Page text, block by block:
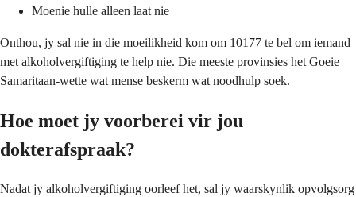
Moenie hulle alleen laat nie
Onthou, jy sal nie in die moeilikheid kom om 10177 te bel om iemand
met alkoholvergiftiging te help nie. Die meeste provinsies het Goeie
Samaritaan-wette wat mense beskerm wat noodhulp soek.
Hoe moet jy voorberei vir jou
dokterafspraak?
Nadat jy alkoholvergiftiging oorleef het, sal jy waarskynlik opvolgsorg